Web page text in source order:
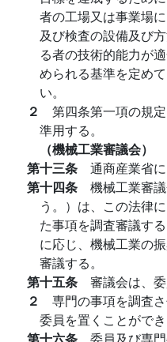
者の工場又は事業場
及び検査の設備及び
る者の技術的能力が
められる基準を定め
い。
２ 第四条第一項の規
準用する。
（機械工業審議会）
第十三条 通商産業省
第十四条 機械工業審
う。）は、この法律
た事項を調査審議す
に応じ、機械工業の
審議する。
第十五条 審議会は、
２ 専門の事項を調査
委員を置くことができ